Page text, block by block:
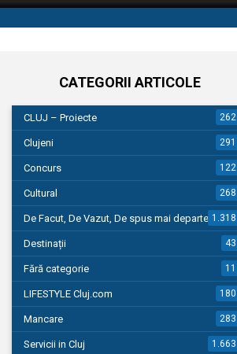
CATEGORII ARTICOLE
CLUJ – Proiecte 262
Clujeni 291
Concurs 122
Cultural 268
De Facut, De Vazut, De spus mai departe…1.318
Destinații 43
Fără categorie 11
LIFESTYLE Cluj.com 180
Mancare 283
Servicii in Cluj 1.663